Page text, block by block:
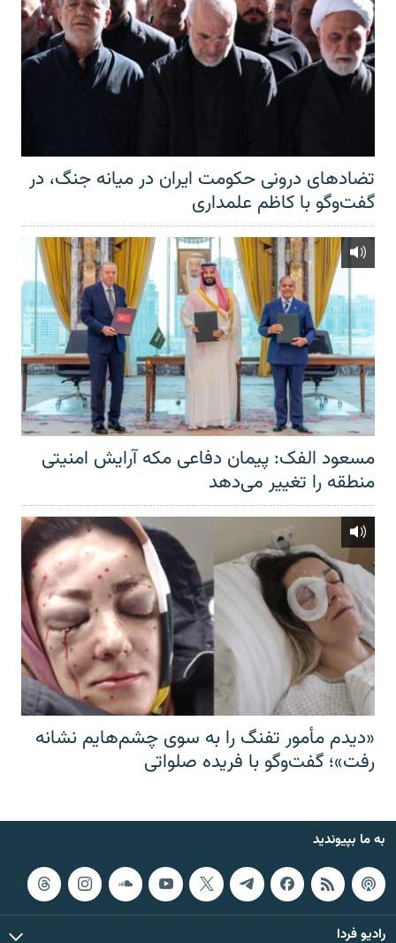
تضادهای درونی حکومت ایران در میانه جنگ، در
گفت‌‌وگو با کاظم علمداری
مسعود الفک: پیمان دفاعی مکه آرایش امنیتی
منطقه را تغییر می‌دهد
«دیدم مأمور تفنگ را به سوی چشم‌هایم نشانه
رفت»؛ گفت‌و‌گو با فریده صلواتی
به ما بپیوندید
رادیو فردا